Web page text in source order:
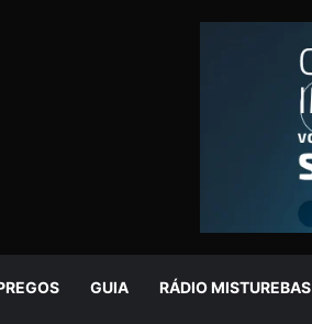
GUIA RÁDIO MISTUREBAS